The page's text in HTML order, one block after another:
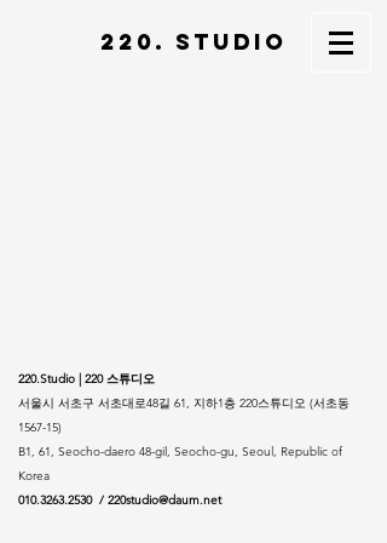
220. STUDIO
220.Studio | 220 스튜디오
서울시 서초구 서초대로48길 61, 지하1층 220스튜디오 (서초동
1567-15)
B1, 61, Seocho-daero 48-gil, Seocho-gu, Seoul, Republic of
Korea
010.3263.2530/ 220studio@daum.net